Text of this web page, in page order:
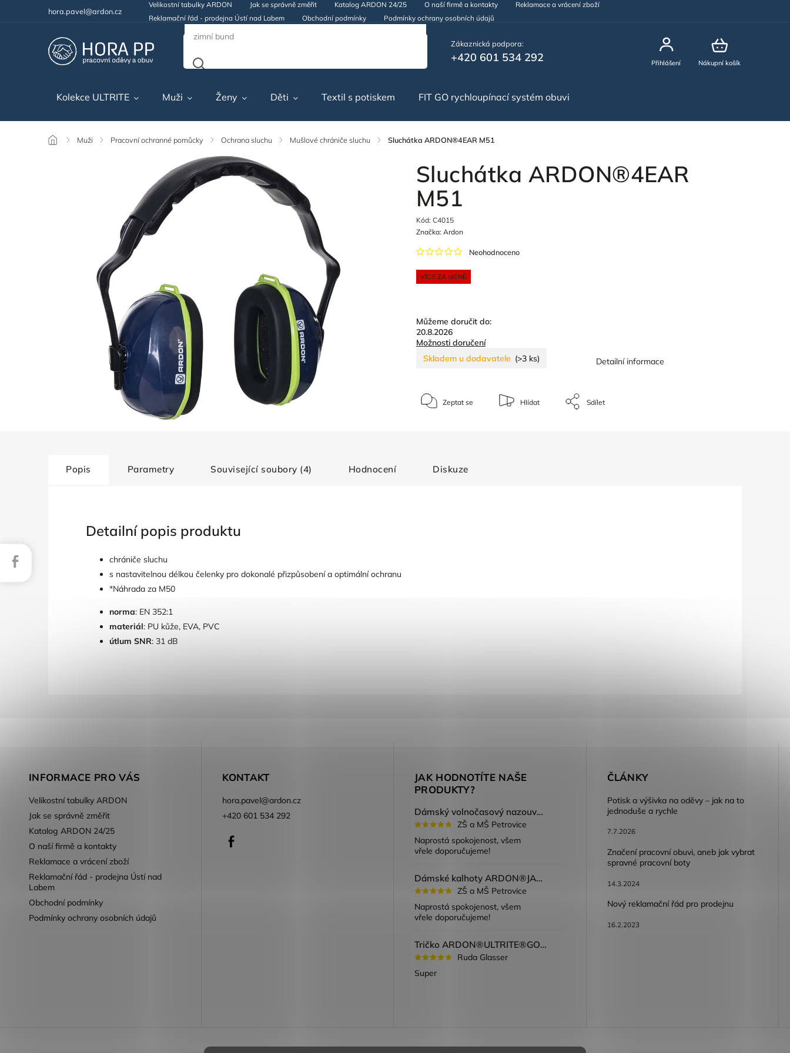
hora.pavel@ardon.cz
Velikostní tabulky ARDON Jak se správně změřit Katalog ARDON 24/25 O naší firmě a kontakty
Reklamace a vrácení zboží
Reklamační řád - prodejna Ústí nad Labem
Obchodní podmínky Podmínky ochrany osobních údajů
Zákaznická podpora:
+420 601 534 292 Nákupní košík
Přihlášení
Kolekce ULTRITE Muži Ženy Děti Textil s potiskem FIT GO rychloupínací systém obuvi
/ Muži / Pracovní ochranné pomůcky / Ochrana sluchu / Mušlové chrániče sluchu / Sluchátka ARDON®4EAR M51
Sluchátka ARDON®4EAR
M51
Kód: C4015
VÍCE ZA MÉNĚ
Neohodnoceno
Značka: Ardon
Můžeme doručit do:
20.8.2026
Možnosti doručení
Skladem u dodavatele (>3 ks) Detailní informace
Zeptat se Hlídat Sdílet
Popis Parametry Související soubory (4) Hodnocení Diskuze
Detailní popis produktu
chrániče sluchu
s nastavitelnou délkou čelenky pro dokonalé přizpůsobení a optimální ochranu
*Náhrada za M50
norma: EN 352:1
materiál: PU kůže, EVA, PVC
útlum SNR: 31 dB
INFORMACE PRO VÁS
Velikostní tabulky ARDON
Jak se správně změřit
Katalog ARDON 24/25
O naší firmě a kontakty
Reklamace a vrácení zboží
Reklamační řád - prodejna Ústí nad
Labem
Obchodní podmínky
Podmínky ochrany osobních údajů
KONTAKT
hora.pavel@ardon.cz
+420 601 534 292
JAK HODNOTÍTE NAŠE
PRODUKTY?
Dámský volnočasový nazouvák ARDON®JUNO - růžová
ZŠ a MŠ Petrovice
Naprostá spokojenost, všem
vřele doporučujeme!
Dámské kalhoty ARDON®JASVENA šedá
ZŠ a MŠ Petrovice
Naprostá spokojenost, všem
vřele doporučujeme!
Tričko ARDON®ULTRITE®GO! dámské růžová
Ruda Glasser
Super
ČLÁNKY
Potisk a výšivka na oděvy – jak na to
jednoduše a rychle
7.7.2026
Značení pracovní obuvi, aneb jak vybrat
spravné pracovní boty
14.3.2024
Nový reklamační řád pro prodejnu
16.2.2023